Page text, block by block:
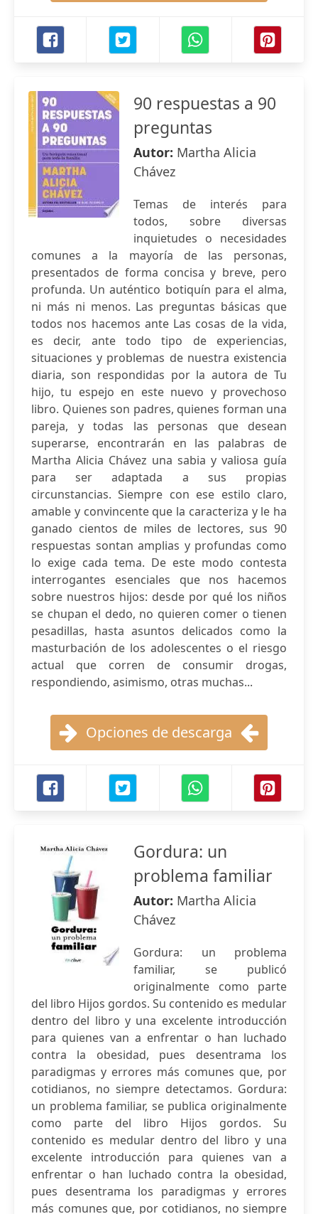
90 respuestas a 90
preguntas
Autor: Martha Alicia
Chávez
Temas de interés para
todos, sobre diversas
inquietudes o necesidades
comunes a la mayoría de las personas,
presentados de forma concisa y breve, pero
profunda. Un auténtico botiquín para el alma,
ni más ni menos. Las preguntas básicas que
todos nos hacemos ante Las cosas de la vida,
es decir, ante todo tipo de experiencias,
situaciones y problemas de nuestra existencia
diaria, son respondidas por la autora de Tu
hijo, tu espejo en este nuevo y provechoso
libro. Quienes son padres, quienes forman una
pareja, y todas las personas que desean
superarse, encontrarán en las palabras de
Martha Alicia Chávez una sabia y valiosa guía
para ser adaptada a sus propias
circunstancias. Siempre con ese estilo claro,
amable y convincente que la caracteriza y le ha
ganado cientos de miles de lectores, sus 90
respuestas sontan amplias y profundas como
lo exige cada tema. De este modo contesta
interrogantes esenciales que nos hacemos
sobre nuestros hijos: desde por qué los niños
se chupan el dedo, no quieren comer o tienen
pesadillas, hasta asuntos delicados como la
masturbación de los adolescentes o el riesgo
actual que corren de consumir drogas,
respondiendo, asimismo, otras muchas...
Opciones de descarga
Gordura: un
problema familiar
Autor: Martha Alicia
Chávez
Gordura: un problema
familiar, se publicó
originalmente como parte
del libro Hijos gordos. Su contenido es medular
dentro del libro y una excelente introducción
para quienes van a enfrentar o han luchado
contra la obesidad, pues desentrama los
paradigmas y errores más comunes que, por
cotidianos, no siempre detectamos. Gordura:
un problema familiar, se publica originalmente
como parte del libro Hijos gordos. Su
contenido es medular dentro del libro y una
excelente introducción para quienes van a
enfrentar o han luchado contra la obesidad,
pues desentrama los paradigmas y errores
más comunes que, por cotidianos, no siempre